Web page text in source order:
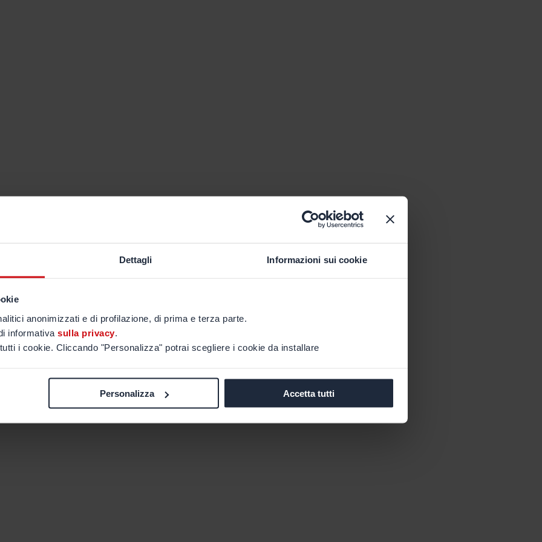
Dettagli Informazioni sui cookie
anonimizzati e di profilazione, di prima e terza parte.
informativa sulla privacy.
i cookie. Cliccando "Personalizza" potrai scegliere i cookie da installare
Personalizza Accetta tutti